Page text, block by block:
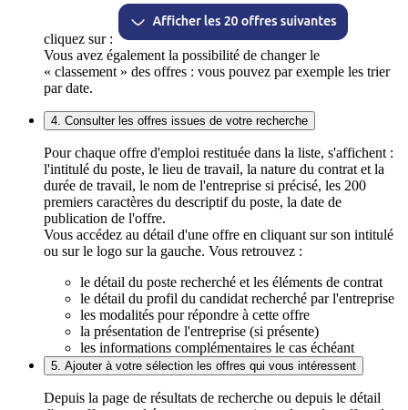
cliquez sur :
Vous avez également la possibilité de changer le
« classement » des offres : vous pouvez par exemple les trier
par date.
4. Consulter les offres issues de votre recherche
Pour chaque offre d'emploi restituée dans la liste, s'affichent :
l'intitulé du poste, le lieu de travail, la nature du contrat et la
durée de travail, le nom de l'entreprise si précisé, les 200
premiers caractères du descriptif du poste, la date de
publication de l'offre.
Vous accédez au détail d'une offre en cliquant sur son intitulé
ou sur le logo sur la gauche. Vous retrouvez :
le détail du poste recherché et les éléments de contrat
le détail du profil du candidat recherché par l'entreprise
les modalités pour répondre à cette offre
la présentation de l'entreprise (si présente)
les informations complémentaires le cas échéant
5. Ajouter à votre sélection les offres qui vous intéressent
Depuis la page de résultats de recherche ou depuis le détail